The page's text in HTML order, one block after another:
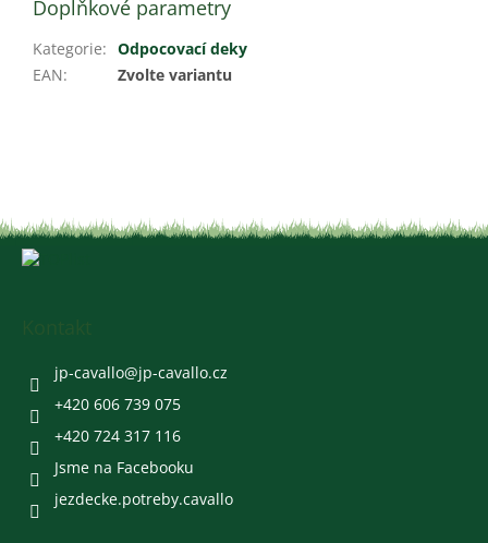
Doplňkové parametry
Kategorie: Odpocovací deky
EAN: Zvolte variantu
jp-cavallo@jp-cavallo.cz
+420 606 739 075
+420 724 317 116
Jsme na Facebooku
jezdecke.potreby.cavallo